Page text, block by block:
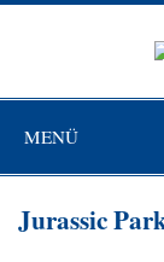
Zum
MENÜ
Jurassic